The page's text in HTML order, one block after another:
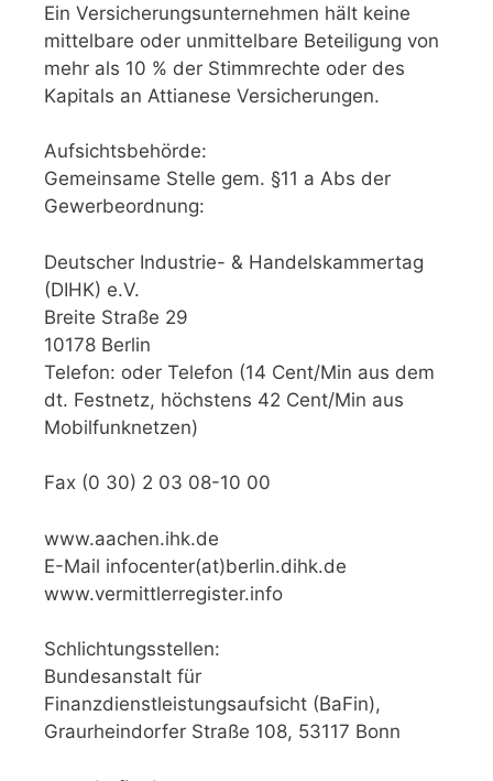
Ein Versicherungsunternehmen hält keine
mittelbare oder unmittelbare Beteiligung von
mehr als 10 % der Stimmrechte oder des
Kapitals an Attianese Versicherungen.
Aufsichtsbehörde:
Gemeinsame Stelle gem. §11 a Abs der
Gewerbeordnung:
Deutscher Industrie- & Handelskammertag
(DIHK) e.V.
Breite Straße 29
10178 Berlin
Telefon: oder Telefon (14 Cent/Min aus dem
dt. Festnetz, höchstens 42 Cent/Min aus
Mobilfunknetzen)
Fax (0 30) 2 03 08-10 00
www.aachen.ihk.de
E-Mail infocenter(at)berlin.dihk.de
www.vermittlerregister.info
Schlichtungsstellen:
Bundesanstalt für
Finanzdienstleistungsaufsicht (BaFin),
Graurheindorfer Straße 108, 53117 Bonn